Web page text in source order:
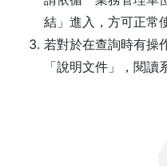
結」進入，方可正常
若對於在查詢時有操
「說明文件」，閱讀